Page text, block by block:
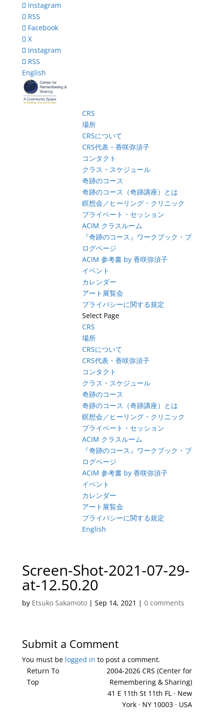
Instagram
RSS
Facebook
X
Instagram
RSS
English
CRS
場所
CRSについて
CRS代表・香咲弥須子
コンタクト
クラス・スケジュール
奇跡のコース
奇跡のコース（奇跡講座）とは
瞑想会／ヒーリング・クリニック
プライベート・セッション
ACIM クラスルーム
『奇跡のコース』ワークブック・ブ
ログページ
ACIM 参考書 by 香咲弥須子
イベント
カレンダー
アート展覧会
プライバシーに関する規定
Select Page
CRS
場所
CRSについて
CRS代表・香咲弥須子
コンタクト
クラス・スケジュール
奇跡のコース
奇跡のコース（奇跡講座）とは
瞑想会／ヒーリング・クリニック
プライベート・セッション
ACIM クラスルーム
『奇跡のコース』ワークブック・ブ
ログページ
ACIM 参考書 by 香咲弥須子
イベント
カレンダー
アート展覧会
プライバシーに関する規定
English
Screen-Shot-2021-07-29-
at-12.50.20
by Etsuko Sakamoto| Sep 14, 2021 | 0 comments
Submit a Comment
You must be logged in to post a comment.
Return To
Top
2004-2026 CRS (Center for
Remembering & Sharing)
41 E 11th St 11th FL · New
York · NY 10003 · USA